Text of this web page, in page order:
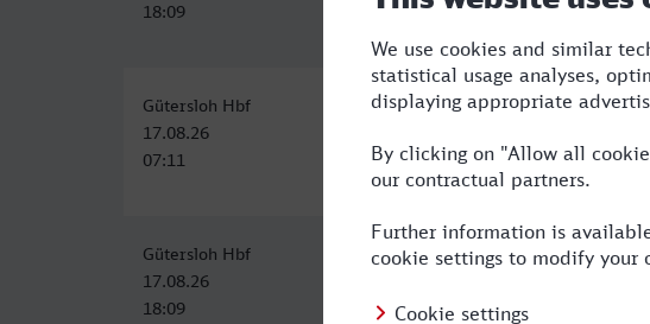
18:09
20:32
Gütersloh Hbf
17.08.26
07:11
Braunschweig Hbf
09:59
2:48
Gütersloh Hbf
17.08.26
18:09
Braunschweig Hbf
20:32
2:23